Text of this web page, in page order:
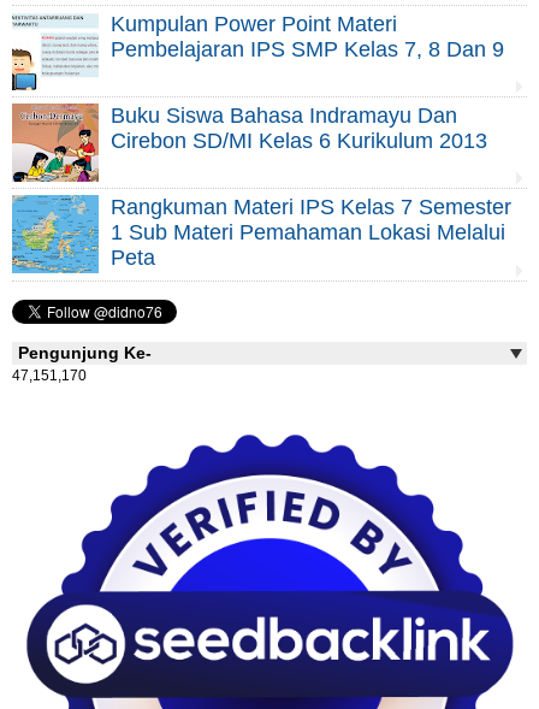
Kumpulan Power Point Materi
Pembelajaran IPS SMP Kelas 7, 8 Dan 9
Buku Siswa Bahasa Indramayu Dan
Cirebon SD/MI Kelas 6 Kurikulum 2013
Rangkuman Materi IPS Kelas 7 Semester
1 Sub Materi Pemahaman Lokasi Melalui
Peta
Pengunjung Ke-
47,151,170